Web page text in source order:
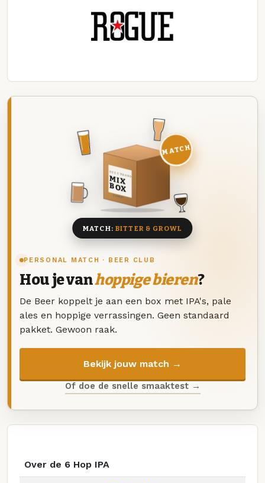
PERSONAL MATCH · BEER CLUB
Hou je vanhoppige bieren?
De Beer koppelt je aan een box met IPA's, pale
ales en hoppige verrassingen. Geen standaard
pakket. Gewoon raak.
Bekijk jouw match →
Of doe de snelle smaaktest →
DEZE MAAND
MIX
BOX
8 BIEREN
MATCH
MATCH: BITTER & GROWL
Over de 6 Hop IPA